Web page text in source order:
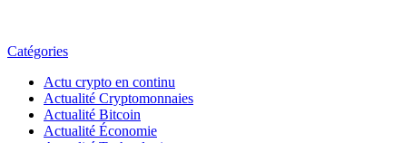
Catégories
Actu crypto en continu
Actualité Cryptomonnaies
Actualité Bitcoin
Actualité Économie